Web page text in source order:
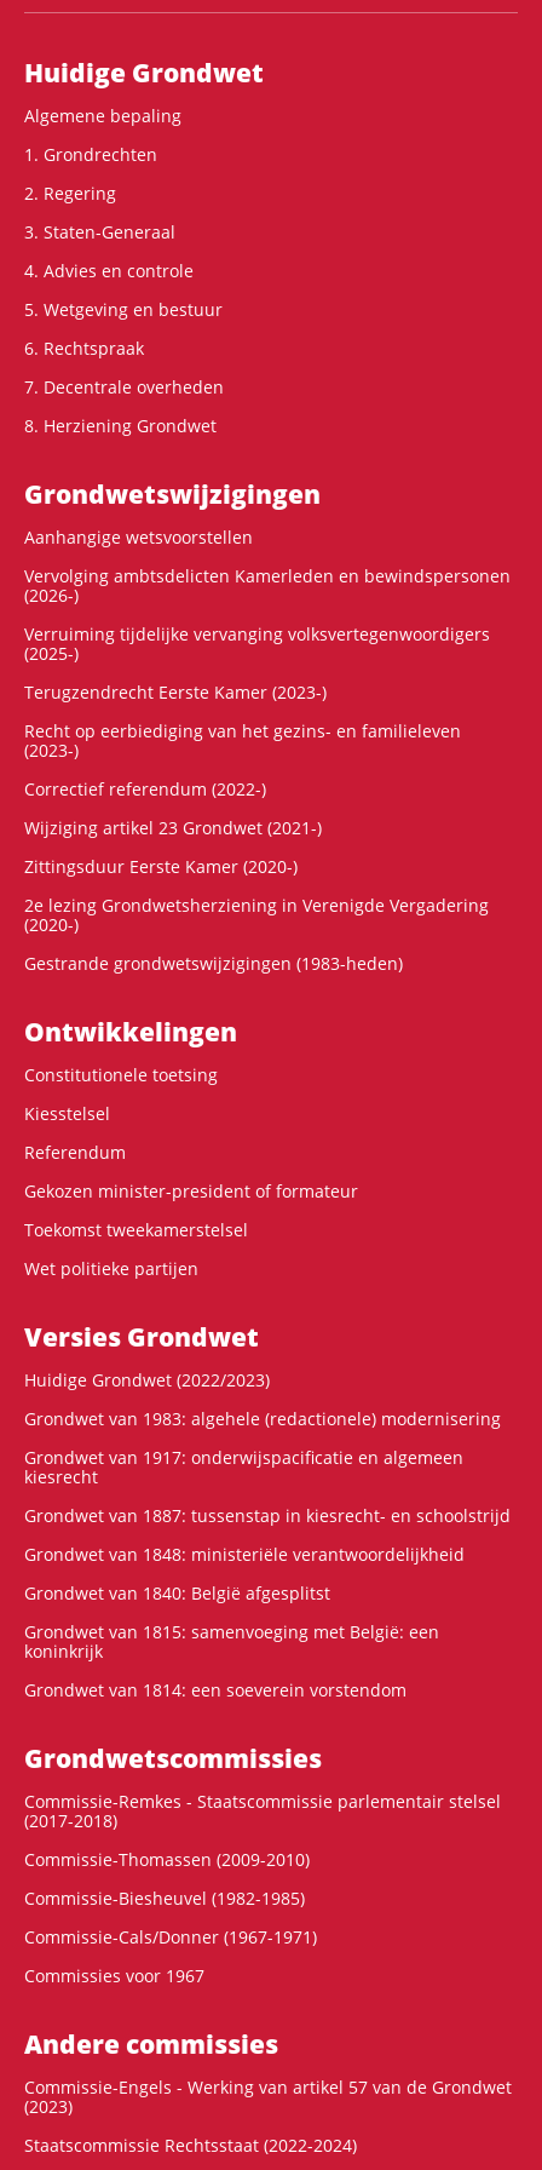
Hoofdnavigatie
Huidige Grondwet
Algemene bepaling
1. Grondrechten
2. Regering
3. Staten-Generaal
4. Advies en controle
5. Wetgeving en bestuur
6. Rechtspraak
7. Decentrale overheden
8. Herziening Grondwet
Grondwets­wijzigingen
Aanhangige wetsvoorstellen
Vervolging ambtsdelicten Kamerleden en bewindspersonen
(2026-)
Verruiming tijdelijke vervanging volksvertegenwoordigers
(2025-)
Terugzendrecht Eerste Kamer (2023-)
Recht op eerbiediging van het gezins- en familieleven
(2023-)
Correctief referendum (2022-)
Wijziging artikel 23 Grondwet (2021-)
Zittingsduur Eerste Kamer (2020-)
2e lezing Grondwetsherziening in Verenigde Vergadering
(2020-)
Gestrande grondwetswijzigingen (1983-heden)
Ontwikke­lingen
Constitutionele toetsing
Kiesstelsel
Referendum
Gekozen minister-president of formateur
Toekomst tweekamerstelsel
Wet politieke partijen
Versies Grondwet
Huidige Grondwet (2022/2023)
Grondwet van 1983: algehele (redactionele) modernisering
Grondwet van 1917: onderwijspacificatie en algemeen
kiesrecht
Grondwet van 1887: tussenstap in kiesrecht- en schoolstrijd
Grondwet van 1848: ministeriële verantwoordelijkheid
Grondwet van 1840: België afgesplitst
Grondwet van 1815: samenvoeging met België: een
koninkrijk
Grondwet van 1814: een soeverein vorstendom
Grondwets­commissies
Commissie-Remkes - Staatscommissie parlementair stelsel
(2017-2018)
Commissie-Thomassen (2009-2010)
Commissie-Biesheuvel (1982-1985)
Commissie-Cals/Donner (1967-1971)
Commissies voor 1967
Andere commissies
Commissie-Engels - Werking van artikel 57 van de Grondwet
(2023)
Staatscommissie Rechtsstaat (2022-2024)